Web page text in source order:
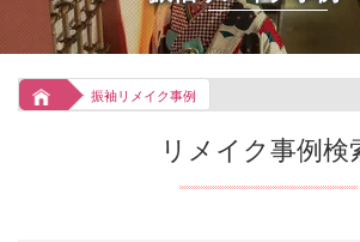
振袖リメイク事例
リメイク事例検